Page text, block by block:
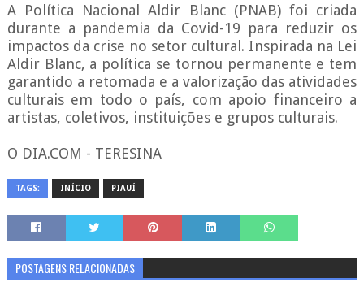
A Política Nacional Aldir Blanc (PNAB) foi criada
durante a pandemia da Covid-19 para reduzir os
impactos da crise no setor cultural. Inspirada na Lei
Aldir Blanc, a política se tornou permanente e tem
garantido a retomada e a valorização das atividades
culturais em todo o país, com apoio financeiro a
artistas, coletivos, instituições e grupos culturais.
O DIA.COM - TERESINA
TAGS: INÍCIO PIAUÍ
POSTAGENS RELACIONADAS